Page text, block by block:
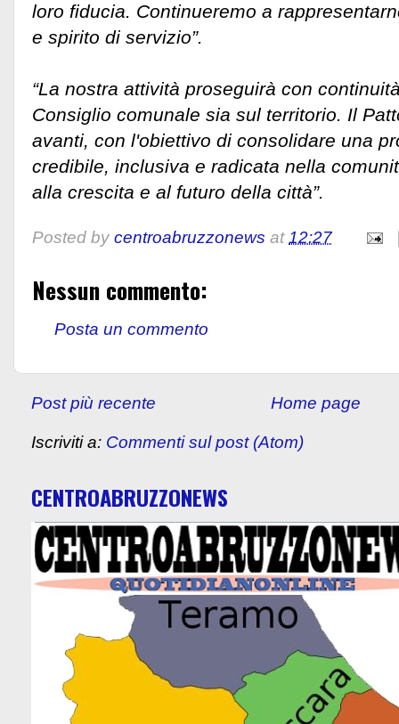
loro fiducia. Continueremo a
e spirito di servizio”.
“La nostra attività proseguirà con
Consiglio comunale sia sul territorio. Il
avanti, con l'obiettivo di consolidare una
credibile, inclusiva e radicata nella
alla crescita e al futuro della città”.
Posted by centroabruzzonews at12:27
Nessun commento:
Posta un commento
Post più recente Home page
Iscriviti a: Commenti sul post (Atom)
CENTROABRUZZONEWS